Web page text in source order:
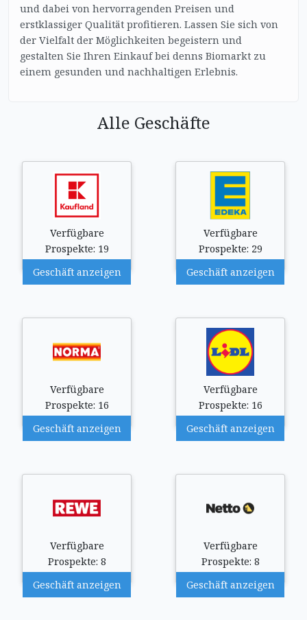
und dabei von hervorragenden Preisen und
erstklassiger Qualität profitieren. Lassen Sie sich von
der Vielfalt der Möglichkeiten begeistern und
gestalten Sie Ihren Einkauf bei denns Biomarkt zu
einem gesunden und nachhaltigen Erlebnis.
Alle Geschäfte
Verfügbare
Prospekte: 19
Geschäft anzeigen
Verfügbare
Prospekte: 29
Geschäft anzeigen
Verfügbare
Prospekte: 16
Geschäft anzeigen
Verfügbare
Prospekte: 16
Geschäft anzeigen
Verfügbare
Prospekte: 8
Geschäft anzeigen
Verfügbare
Prospekte: 8
Geschäft anzeigen